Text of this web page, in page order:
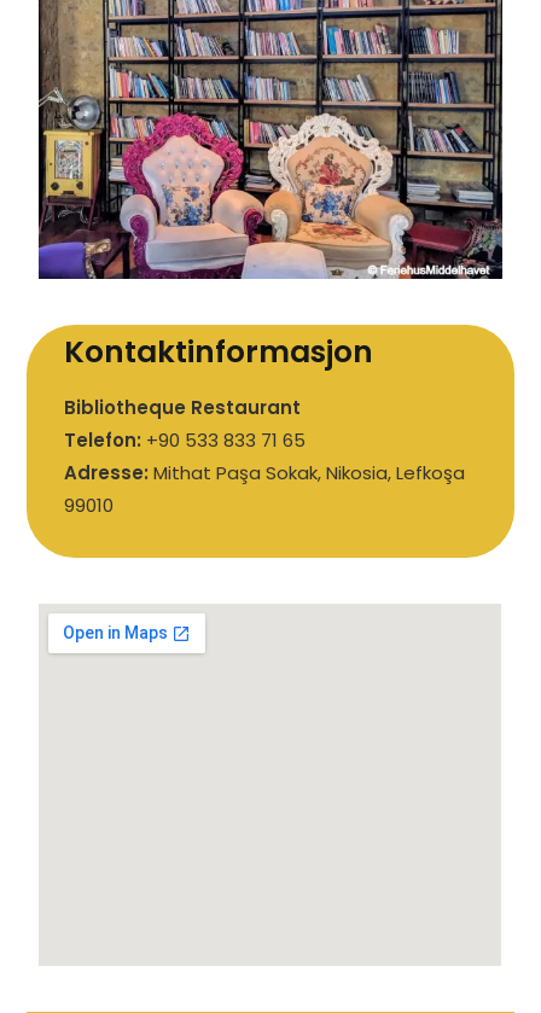
Kontaktinformasjon
Bibliotheque Restaurant
Telefon: +90 533 833 71 65
Adresse: Mithat Paşa Sokak, Nikosia, Lefkoşa
99010